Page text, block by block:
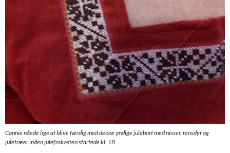
Connie nåede lige at blive færdig med denne yndige julebort med nisser, rensdyr og
juletræer inden julefrokosten startede kl. 18